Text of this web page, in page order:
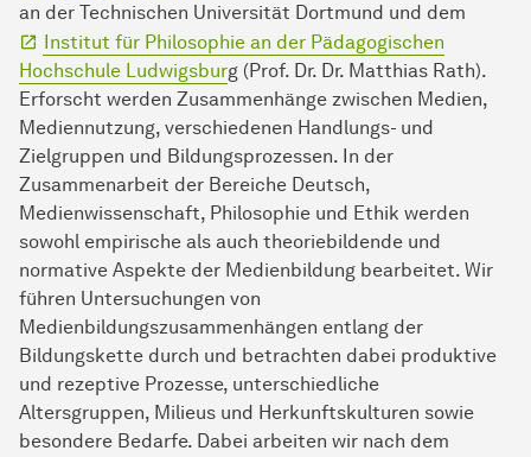
an der Technischen Universität Dortmund und dem
Institut für Philosophie an der Pädagogischen
Hochschule Ludwigsburg (Prof. Dr. Dr. Matthias Rath).
Erforscht werden Zusammenhänge zwischen Medien,
Mediennutzung, verschiedenen Handlungs- und
Zielgruppen und Bildungsprozessen. In der
Zusammenarbeit der Bereiche Deutsch,
Medienwissenschaft, Philosophie und Ethik werden
sowohl empirische als auch theoriebildende und
normative Aspekte der Medienbildung bearbeitet. Wir
führen Untersuchungen von
Medienbildungszusammenhängen entlang der
Bildungskette durch und betrachten dabei produktive
und rezeptive Prozesse, unterschiedliche
Altersgruppen, Milieus und Herkunftskulturen sowie
besondere Bedarfe. Dabei arbeiten wir nach dem